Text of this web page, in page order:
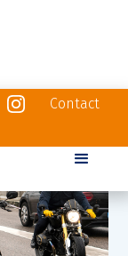
Contact